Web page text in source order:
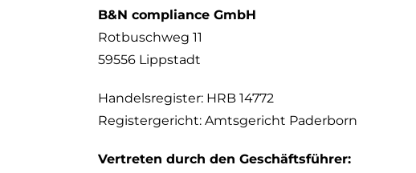
B&N compliance GmbH
Rotbuschweg 11
59556 Lippstadt
Handelsregister: HRB 14772
Registergericht: Amtsgericht Paderborn
Vertreten durch den Geschäftsführer: